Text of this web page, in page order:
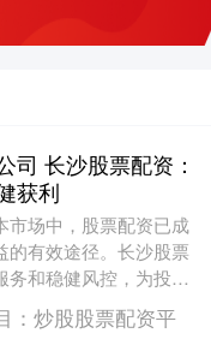
司 长沙股票配资：
获利
市场中，股票配资已成
的有效途径。长沙股票
务和稳健风控，为投资
力。 股票配资开户流
： 炒股股票配资平